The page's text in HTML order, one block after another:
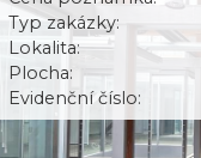
Typ zakázky:
Lokalita:
Plocha:
Evidenční číslo: